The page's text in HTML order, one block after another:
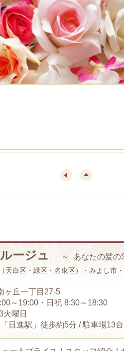
ルージュ ～ あなたの髪の
天白区・緑区・名東区）・みよし市
ヶ丘一丁目27-5
～19:00・日祝 8:30～18:30
火曜日
日進駅」徒歩約5分 / 駐車場13